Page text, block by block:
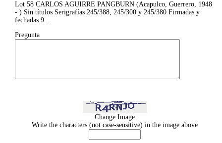
Lot 58 CARLOS AGUIRRE PANGBURN (Acapulco, Guerrero, 1948
- ) Sin títulos Serigrafías 245/388, 245/300 y 245/380 Firmadas y
fechadas 9...
Pregunta
Change Image
Write the characters (not case-sensitive) in the image above